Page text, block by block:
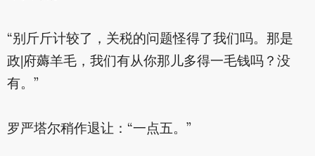
“别斤斤计较了，关税的问题怪得了我们吗。那是
政|府薅羊毛，我们有从你那儿多得一毛钱吗？没
有。”
罗严塔尔稍作退让：“一点五。”